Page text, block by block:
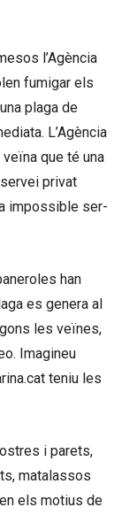
l’Agència
fumigar els
plaga de
L’Agència
que té una
privat
impossible ser-
han
es genera al
les veïnes,
Imagineu
teniu les
i parets,
matalassos
els motius de